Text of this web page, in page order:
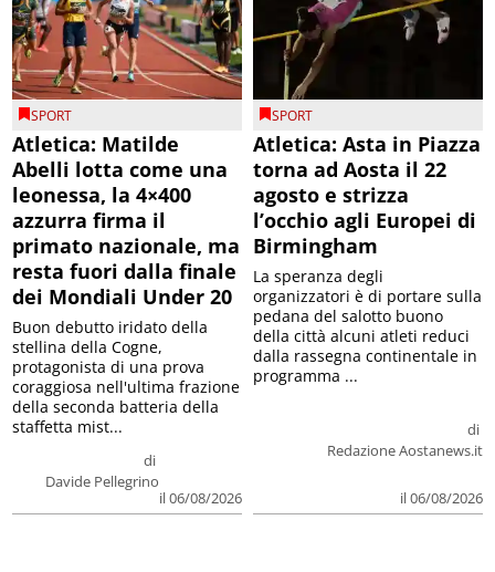
SPORT
Atletica: Matilde
Abelli lotta come una
leonessa, la 4×400
azzurra firma il
primato nazionale, ma
resta fuori dalla finale
dei Mondiali Under 20
di
Davide Pellegrino
il 06/08/2026
Buon debutto iridato della
stellina della Cogne,
protagonista di una prova
coraggiosa nell'ultima frazione
della seconda batteria della
staffetta mist...
SPORT
Atletica: Asta in Piazza
torna ad Aosta il 22
agosto e strizza
l’occhio agli Europei di
Birmingham
di
Redazione Aostanews.it
il 06/08/2026
La speranza degli
organizzatori è di portare sulla
pedana del salotto buono
della città alcuni atleti reduci
dalla rassegna continentale in
programma ...